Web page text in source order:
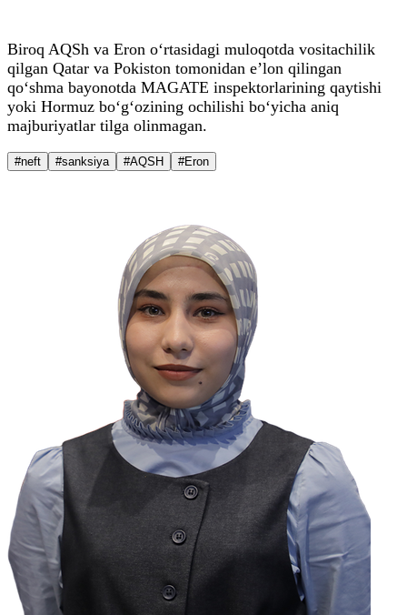
Biroq AQSh va Eron o‘rtasidagi muloqotda vositachilik
qilgan Qatar va Pokiston tomonidan e’lon qilingan
qo‘shma bayonotda MAGATE inspektorlarining qaytishi
yoki Hormuz bo‘g‘ozining ochilishi bo‘yicha aniq
majburiyatlar tilga olinmagan.
#neft #sanksiya #AQSH #Eron